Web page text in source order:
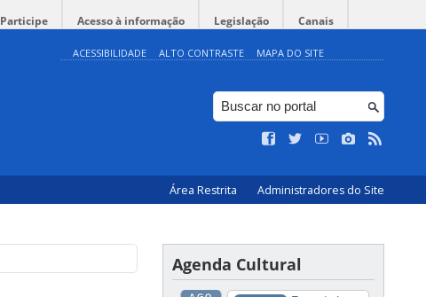
Participe Acesso à informação Legislação Canais
ACESSIBILIDADE ALTO CONTRASTE MAPA DO SITE
Área Restrita Administradores do Site
Agenda Cultural